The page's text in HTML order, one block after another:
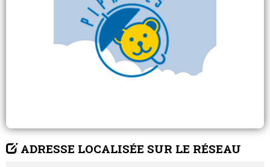
ADRESSE LOCALISÉE SUR LE RÉSEAU